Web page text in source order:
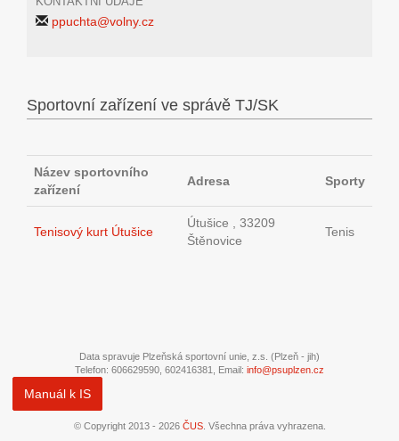
ppuchta@volny.cz
Sportovní zařízení ve správě TJ/SK
Název sportovního
zařízení
Adresa Sporty
Tenisový kurt Útušice
Útušice , 33209
Štěnovice
Tenis
Data spravuje Plzeňská sportovní unie, z.s. (Plzeň - jih)
Telefon: 606629590, 602416381, Email: info@psuplzen.cz
Manuál k IS
© Copyright 2013 - 2026 ČUS. Všechna práva vyhrazena.